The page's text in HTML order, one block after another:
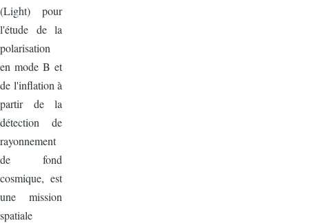
(Light) pour
l'étude de la
polarisation
en mode B et
de l'inflation à
partir de la
détection de
rayonnement
de fond
cosmique, est
une mission
spatiale